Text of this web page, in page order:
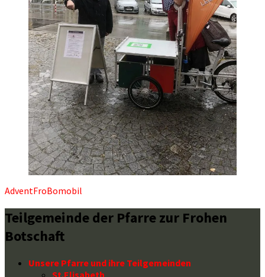
AdventFroBomobil
Teilgemeinde der Pfarre zur Frohen
Botschaft
Unsere Pfarre und ihre Teilgemeinden
St.Elisabeth